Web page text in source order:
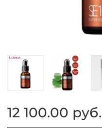
12 100.00 руб.